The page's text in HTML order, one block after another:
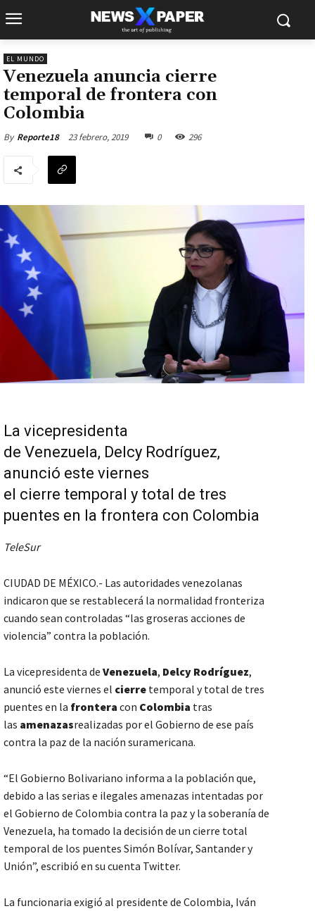
EL MUNDO
Venezuela anuncia cierre
temporal de frontera con
Colombia
By Reporte18 23 febrero, 2019 0 296
La vicepresidenta
de Venezuela, Delcy Rodríguez,
anunció este viernes
el cierre temporal y total de tres
puentes en la frontera con Colombia
TeleSur
CIUDAD DE MÉXICO.- Las autoridades venezolanas
indicaron que se restablecerá la normalidad fronteriza
cuando sean controladas “las groseras acciones de
violencia” contra la población.
La vicepresidenta de Venezuela, Delcy Rodríguez,
anunció este viernes el cierre temporal y total de tres
puentes en la frontera con Colombia tras
las amenazasrealizadas por el Gobierno de ese país
contra la paz de la nación suramericana.
“El Gobierno Bolivariano informa a la población que,
debido a las serias e ilegales amenazas intentadas por
el Gobierno de Colombia contra la paz y la soberanía de
Venezuela, ha tomado la decisión de un cierre total
temporal de los puentes Simón Bolívar, Santander y
Unión”, escribió en su cuenta Twitter.
La funcionaria exigió al presidente de Colombia, Iván